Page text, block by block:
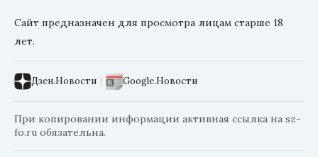
Сайт предназначен для просмотра лицам старше 18
лет.
Дзен.Новости | Google.Новости
При копировании информации активная ссылка на sz-
fo.ru обязательна.